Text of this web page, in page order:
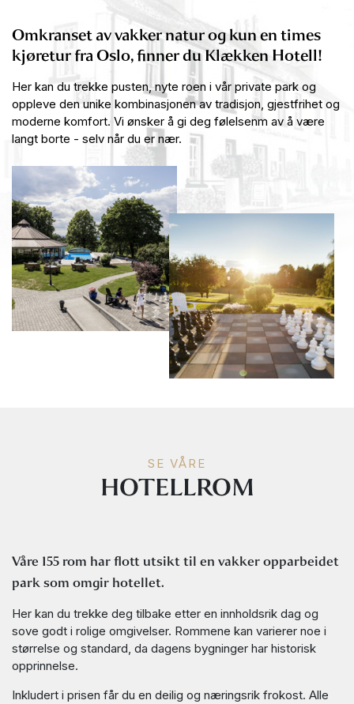
Omkranset av vakker natur og kun en times
kjøretur fra Oslo, finner du Klækken Hotell!
Her kan du trekke pusten, nyte roen i vår private park og
oppleve den unike kombinasjonen av tradisjon, gjestfrihet og
moderne komfort. Vi ønsker å gi deg følelsenm av å være
langt borte - selv når du er nær.
SE VÅRE
HOTELLROM
Våre 155 rom har flott utsikt til en vakker opparbeidet
park som omgir hotellet.
Her kan du trekke deg tilbake etter en innholdsrik dag og
sove godt i rolige omgivelser. Rommene kan varierer noe i
størrelse og standard, da dagens bygninger har historisk
opprinnelse.
Inkludert i prisen får du en deilig og næringsrik frokost. Alle